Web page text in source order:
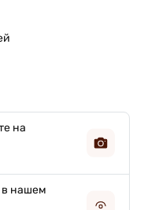
на
в нашем